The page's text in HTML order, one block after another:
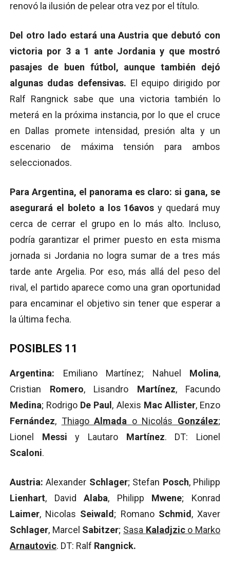
renovó la ilusión de pelear otra vez por el título.
Del otro lado estará una Austria que debutó con
victoria por 3 a 1 ante Jordania y que mostró
pasajes de buen fútbol, aunque también dejó
algunas dudas defensivas. El equipo dirigido por
Ralf Rangnick sabe que una victoria también lo
meterá en la próxima instancia, por lo que el cruce
en Dallas promete intensidad, presión alta y un
escenario de máxima tensión para ambos
seleccionados.
Para Argentina, el panorama es claro: si gana, se
asegurará el boleto a los 16avos y quedará muy
cerca de cerrar el grupo en lo más alto. Incluso,
podría garantizar el primer puesto en esta misma
jornada si Jordania no logra sumar de a tres más
tarde ante Argelia. Por eso, más allá del peso del
rival, el partido aparece como una gran oportunidad
para encaminar el objetivo sin tener que esperar a
la última fecha.
POSIBLES 11
Argentina: Emiliano Martínez; Nahuel Molina,
Cristian Romero, Lisandro Martínez, Facundo
Medina; Rodrigo De Paul , Alexis Mac Allister, Enzo
Fernández, ThiagoAlmada o Nicolás González;
Lionel Messiy Lautaro Martínez. DT: Lionel
Scaloni.
Austria: Alexander Schlager; Stefan Posch, Philipp
Lienhart, DavidAlaba, Philipp Mwene; Konrad
Laimer, Nicolas Seiwald; Romano Schmid, Xaver
Schlager, Marcel Sabitzer; Sasa Kaladjzic o Marko
Arnautovic. DT: Ralf Rangnick.